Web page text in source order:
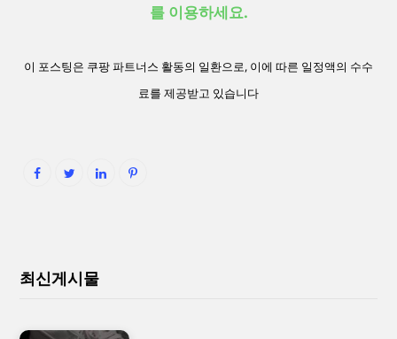
를 이용하세요.
이 포스팅은 쿠팡 파트너스 활동의 일환으로, 이에 따른 일정액의 수수
료를 제공받고 있습니다
최신게시물